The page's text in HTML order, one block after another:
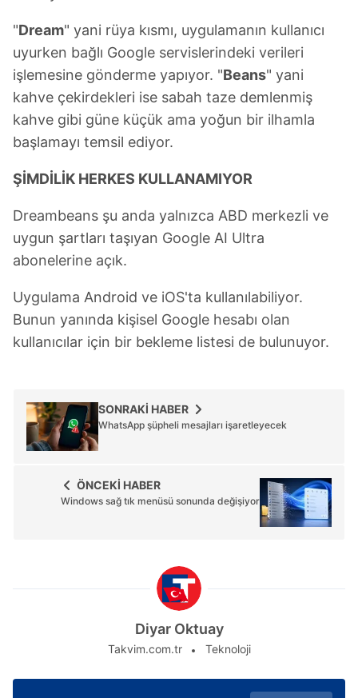
"Dream" yani rüya kısmı, uygulamanın kullanıcı
uyurken bağlı Google servislerindeki verileri
işlemesine gönderme yapıyor. "Beans" yani
kahve çekirdekleri ise sabah taze demlenmiş
kahve gibi güne küçük ama yoğun bir ilhamla
başlamayı temsil ediyor.
ŞİMDİLİK HERKES KULLANAMIYOR
Dreambeans şu anda yalnızca ABD merkezli ve
uygun şartları taşıyan Google AI Ultra
abonelerine açık.
Uygulama Android ve iOS'ta kullanılabiliyor.
Bunun yanında kişisel Google hesabı olan
kullanıcılar için bir bekleme listesi de bulunuyor.
SONRAKİ HABER
WhatsApp şüpheli mesajları işaretleyecek
ÖNCEKİ HABER
Windows sağ tık menüsü sonunda değişiyor
Diyar Oktuay
Takvim.com.tr Teknoloji